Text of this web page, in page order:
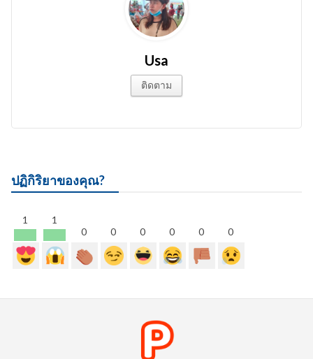
Usa
ติดตาม
ปฏิกิริยาของคุณ?
1
1
0
0 0 0 0 0